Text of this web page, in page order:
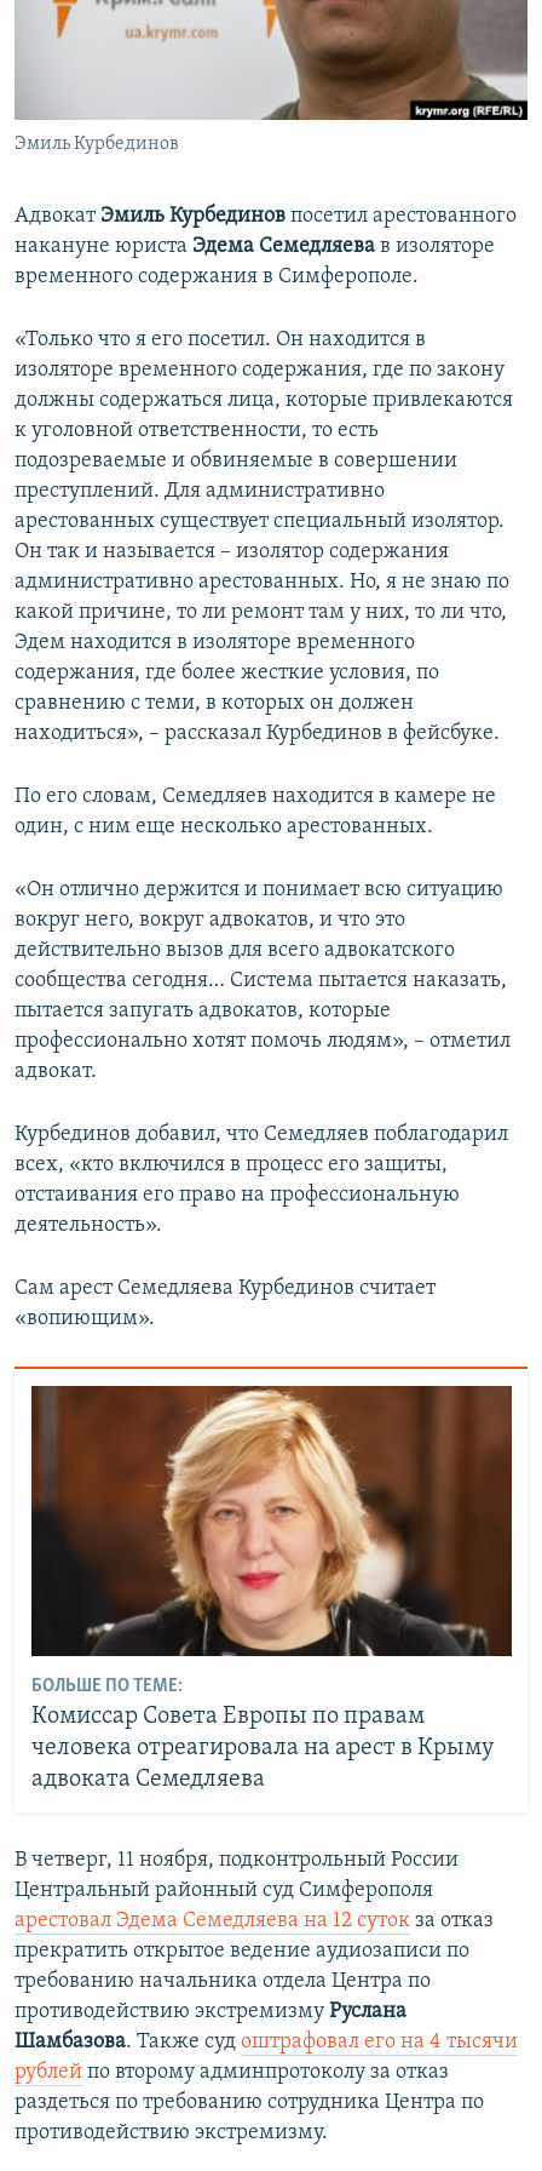
ПОБЕДИТЕЛЕЙ НЕ СУДЯТ?
УКРАИНСКАЯ ПРОБЛЕМА КРЫМА
ПРИСОЕДИНЯЙТЕСЬ!
Эмиль Курбединов
Адвокат Эмиль Курбединов посетил арестованного
накануне юриста Эдема Семедляева в изоляторе
временного содержания в Симферополе.
«Только что я его посетил. Он находится в
изоляторе временного содержания, где по закону
должны содержаться лица, которые привлекаются
к уголовной ответственности, то есть
подозреваемые и обвиняемые в совершении
преступлений. Для административно
арестованных существует специальный изолятор.
Он так и называется – изолятор содержания
административно арестованных. Но, я не знаю по
какой причине, то ли ремонт там у них, то ли что,
Эдем находится в изоляторе временного
содержания, где более жесткие условия, по
сравнению с теми, в которых он должен
находиться», – рассказал Курбединов в фейсбуке.
По его словам, Семедляев находится в камере не
один, с ним еще несколько арестованных.
«Он отлично держится и понимает всю ситуацию
вокруг него, вокруг адвокатов, и что это
действительно вызов для всего адвокатского
сообщества сегодня… Система пытается наказать,
пытается запугать адвокатов, которые
профессионально хотят помочь людям», – отметил
адвокат.
Курбединов добавил, что Семедляев поблагодарил
всех, «кто включился в процесс его защиты,
отстаивания его право на профессиональную
деятельность».
Сам арест Семедляева Курбединов считает
«вопиющим».
БОЛЬШЕ ПО ТЕМЕ:
Комиссар Совета Европы по правам
человека отреагировала на арест в Крыму
адвоката Семедляева
В четверг, 11 ноября, подконтрольный России
Центральный районный суд Симферополя
арестовал Эдема Семедляева на 12 суток за отказ
прекратить открытое ведение аудиозаписи по
требованию начальника отдела Центра по
противодействию экстремизму Руслана
Шамбазова. Также суд оштрафовал его на 4 тысячи
рублей по второму админпротоколу за отказ
раздеться по требованию сотрудника Центра по
противодействию экстремизму.